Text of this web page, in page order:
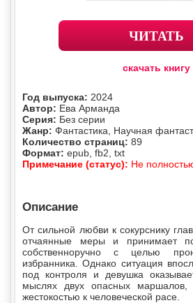
ЧИТАТЬ
скачать книгу
Год выпуска: 2024
Автор: Ева Арманда
Серия: Без серии
Жанр: Фантастика, Научная
Количество страниц: 89
Формат: epub, fb2, txt
Примечание (статус): Не
Описание
От сильной любви к сокурснику
отчаянные меры и принимает
собственноручно с целью
избранника. Однако ситуация
под контроля и девушка
мыслях двух опасных маршалов,
жестокостью к человеческой расе.